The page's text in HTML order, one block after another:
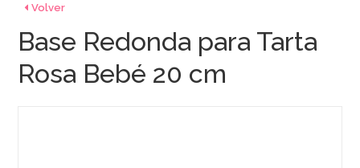
Volver
Base Redonda para Tarta
Rosa Bebé 20 cm